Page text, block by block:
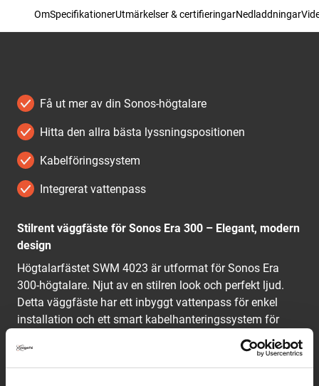
OmSpecifikationerUtmärkelser & certifieringarNedladdningar
Få ut mer av din Sonos-högtalare
Hitta den allra bästa lyssningspositionen
Kabelföringssystem
Integrerat vattenpass
Stilrent väggfäste för Sonos Era 300 – Elegant, modern
design
Högtalarfästet SWM 4023 är utformat för Sonos Era
300-högtalare. Njut av en stilren look och perfekt ljud.
Detta väggfäste har ett inbyggt vattenpass för enkel
installation och ett smart kabelhanteringssystem för
Behöver du åtkomst till kontrollerna? Montera helt enkelt